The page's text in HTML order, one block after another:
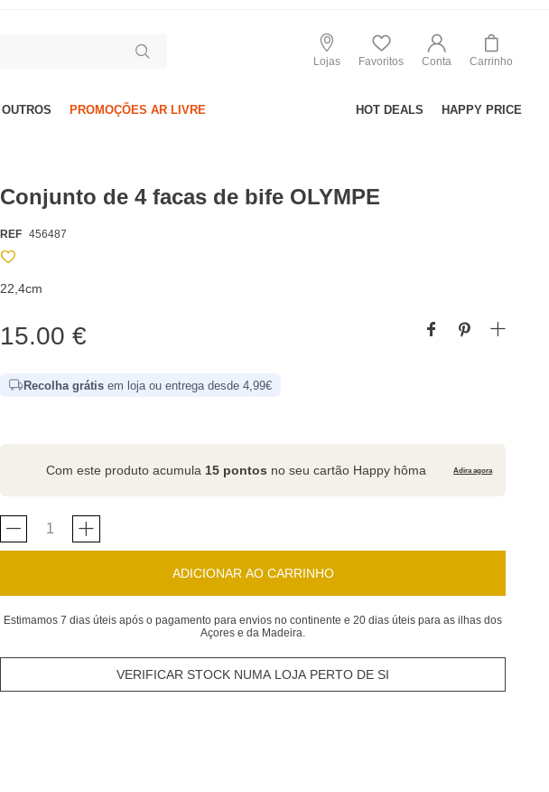
Lojas Favoritos Conta Carrinho
OUTROS PROMOÇÕES AR LIVRE HOT DEALS HAPPY PRICE
Conjunto de 4 facas de bife OLYMPE
REF 456487
22,4cm
15.00 €
Recolha grátis em loja ou entrega desde 4,99€
Com este produto acumula 15 pontos no seu cartão Happy hôma Adira agora
ADICIONAR AO CARRINHO
Estimamos 7 dias úteis após o pagamento para envios no continente e 20 dias úteis para as ilhas dos
Açores e da Madeira.
VERIFICAR STOCK NUMA LOJA PERTO DE SI